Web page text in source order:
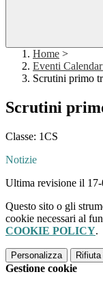
Home >
Eventi
Scrutini primo
Scrutini
Classe: 1CS
Notizie
Ultima revisione il
Questo sito o gli
cookie necessari al
COOKIE POLICY.
Personalizza
Gestione cookie